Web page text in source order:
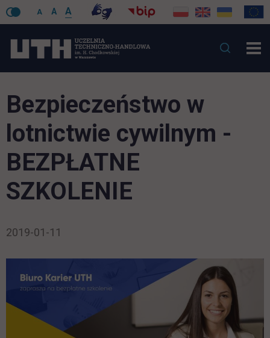
A A A
Bezpieczeństwo w
lotnictwie cywilnym -
BEZPŁATNE
SZKOLENIE
2019-01-11